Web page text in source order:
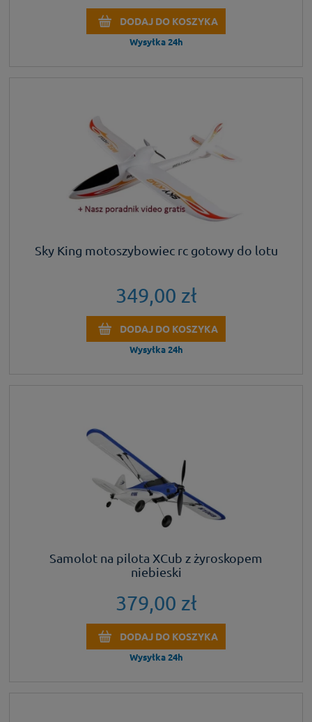
DODAJ DO KOSZYKA
Wysyłka 24h
Sky King motoszybowiec rc gotowy do lotu
349,00 zł
DODAJ DO KOSZYKA
Wysyłka 24h
Samolot na pilota XCub z żyroskopem
niebieski
379,00 zł
DODAJ DO KOSZYKA
Wysyłka 24h